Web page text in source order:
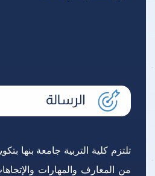
تلتزم كلية التربية جامعة بنها
من المعارف والمهارات